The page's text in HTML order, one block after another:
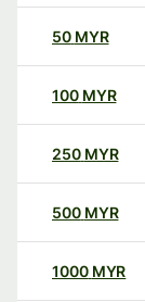
50 MYR
100 MYR
250 MYR
500 MYR
1000 MYR